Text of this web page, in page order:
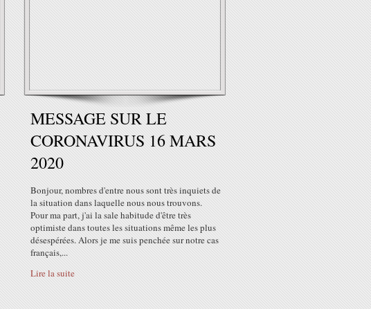
MESSAGE SUR LE
CORONAVIRUS 16 MARS
2020
Bonjour, nombres d'entre nous sont très inquiets de
la situation dans laquelle nous nous trouvons.
Pour ma part, j'ai la sale habitude d'être très
optimiste dans toutes les situations même les plus
désespérées. Alors je me suis penchée sur notre cas
français,...
Lire la suite